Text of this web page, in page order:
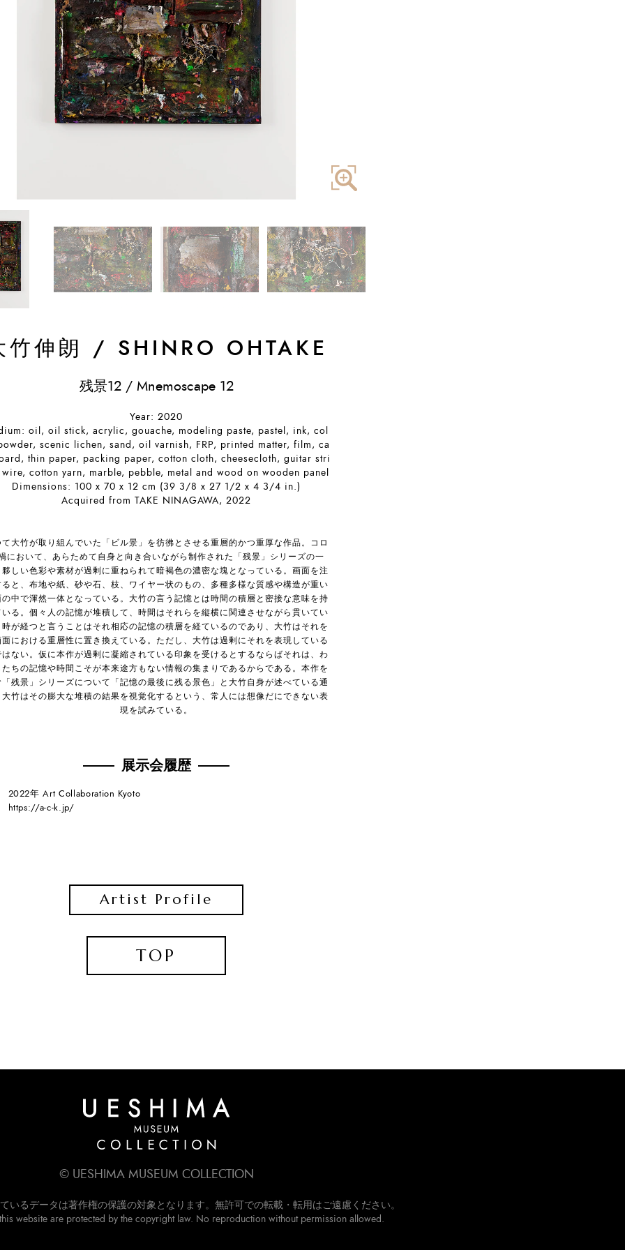
竹伸朗 / SHINRO OHTAKE
残景12 / Mnemoscape 12
Year: 2020
oil, oil stick, acrylic, gouache, modeling paste, pastel, ink, col
scenic lichen, sand, oil varnish, FRP, printed matter, film, ca
thin paper, packing paper, cotton cloth, cheesecloth, guitar stri
cotton yarn, marble, pebble, metal and wood on wooden panel
Dimensions: 100 x 70 x 12 cm (39 3/8 x 27 1/2 x 4 3/4 in.)
Acquired from TAKE NINAGAWA, 2022
大竹が取り組んでいた「ビル景」を彷彿とさせる重層的かつ重厚な作品。コロ
において、あらためて自身と向き合いながら制作された「残景」シリーズの一
夥しい色彩や素材が過剰に重ねられて暗褐色の濃密な塊となっている。画面を注
ると、布地や紙、砂や石、枝、ワイヤー状のもの、多種多様な質感や構造が重い
の中で渾然一体となっている。大竹の言う記憶とは時間の積層と密接な意味を持
いる。個々人の記憶が堆積して、時間はそれらを縦横に関連させながら貫いてい
時が経つと言うことはそれ相応の記憶の積層を経ているのであり、大竹はそれを
面における重層性に置き換えている。ただし、大竹は過剰にそれを表現している
はない。仮に本作が過剰に凝縮されている印象を受けるとするならばそれは、わ
たちの記憶や時間こそが本来途方もない情報の集まりであるからである。本作を
「残景」シリーズについて「記憶の最後に残る景色」と大竹自身が述べている通
大竹はその膨大な堆積の結果を視覚化するという、常人には想像だにできない表
現を試みている。
展示会履歴
2022年 Art Collaboration Kyoto
https://a-c-k.jp/
Artist Profile
TOP
© UESHIMA MUSEUM COLLECTION
いるデータは著作権の保護の対象となります。無許可での転載・転用はご遠慮ください。
website are protected by the copyright law. No reproduction without permission allowed.